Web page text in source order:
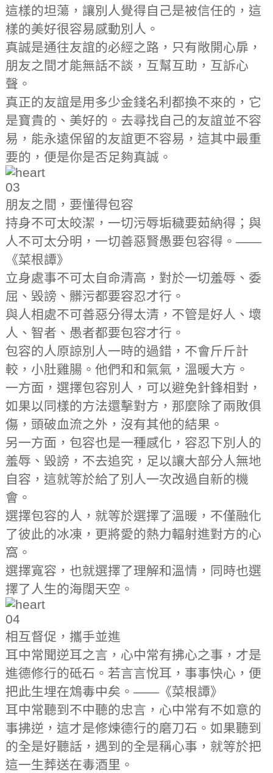
這樣的坦蕩，讓別人覺得自己是被信任的，這
樣的美好很容易感動別人。
真誠是通往友誼的必經之路，只有敞開心扉，
朋友之間才能無話不談，互幫互助，互訴心
聲。
真正的友誼是用多少金錢名利都換不來的，它
是寶貴的、美好的。去尋找自己的友誼並不容
易，能永遠保留的友誼更不容易，這其中最重
要的，便是你是否足夠真誠。
03
朋友之間，要懂得包容
持身不可太皎潔，一切污辱垢穢要茹納得；與
人不可太分明，一切善惡賢愚要包容得。——
《菜根譚》
立身處事不可太自命清高，對於一切羞辱、委
屈、毀謗、髒污都要容忍才行。
與人相處不可善惡分得太清，不管是好人、壞
人、智者、愚者都要包容才行。
包容的人原諒別人一時的過錯，不會斤斤計
較，小肚雞腸。他們和和氣氣，溫暖大方。
一方面，選擇包容別人，可以避免針鋒相對，
如果以同樣的方法還擊對方，那麼除了兩敗俱
傷，頭破血流之外，沒有其他的結果。
另一方面，包容也是一種感化，容忍下別人的
羞辱、毀謗，不去追究，足以讓大部分人無地
自容，這就等於給了別人一次改過自新的機
會。
選擇包容的人，就等於選擇了溫暖，不僅融化
了彼此的冰凍，更將愛的熱力輻射進對方的心
窩。
選擇寬容，也就選擇了理解和溫情，同時也選
擇了人生的海闊天空。
04
相互督促，攜手並進
耳中常聞逆耳之言，心中常有拂心之事，才是
進德修行的砥石。若言言悅耳，事事快心，便
把此生埋在鴆毒中矣。——《菜根譚》
耳中常聽到不中聽的忠言，心中常有不如意的
事拂逆，這才是修煉德行的磨刀石。如果聽到
的全是好聽話，遇到的全是稱心事，就等於把
這一生葬送在毒酒里。